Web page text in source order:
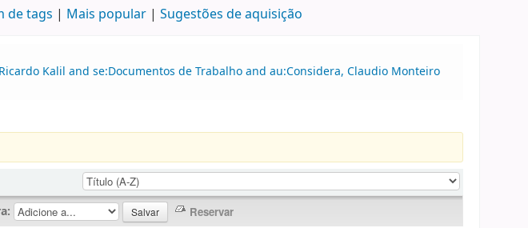
de tags Mais popular Sugestões de aquisição
Kalil and se:Documentos de Trabalho and au:Considera, Claudio Monteiro